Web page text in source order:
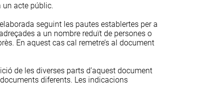
acte públic.
seguint les pautes establertes per a
a un nombre reduït de persones o
En aquest cas cal remetre’s al document
de les diverses parts d’aquest document
diferents. Les indicacions